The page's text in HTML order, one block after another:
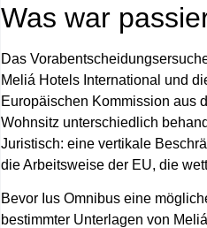
Was war
Das
Meliá Hotels International und
Europäischen Kommission aus
Wohnsitz unterschiedlich
Juristisch: eine vertikale
die Arbeitsweise der EU, die
Bevor Ius Omnibus eine
bestimmter Unterlagen von